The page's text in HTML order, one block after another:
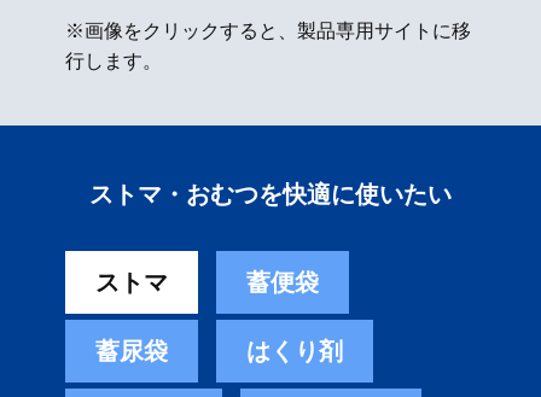
※画像をクリックすると、製品専用サイトに移
行します。
ストマ・おむつを快適に使いたい
ストマ 蓄便袋
蓄尿袋 はくり剤